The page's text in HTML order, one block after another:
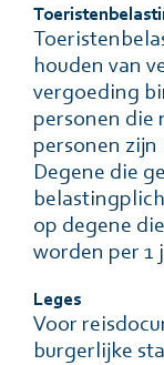
houden van
vergoeding
personen die
personen
Degene die
op degene
worden per 1
Leges
Voor
burgerlĳke